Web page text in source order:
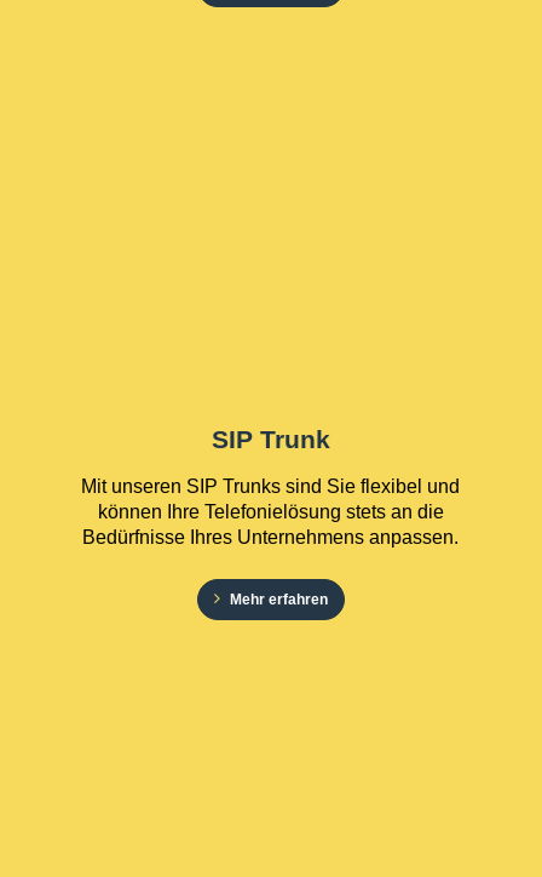
SIP Trunk
Mit unseren SIP Trunks sind Sie flexibel und
können Ihre Telefonielösung stets an die
Bedürfnisse Ihres Unternehmens anpassen.
Mehr erfahren